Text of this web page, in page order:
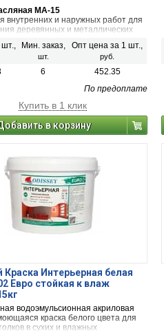
МА-15
внутренних и наружных работ для
деревянных и металлических
шт., Мин. заказ,
шт.
Опт цена за 1 шт.,
руб.
6
452.35
По предоплате
Купить в 1 клик
в корзину
Краска Интерьерная белая
Евро стойкая к влаж
водоэмульсионная акриловая
краска белого цвета для
в сухих и влажных